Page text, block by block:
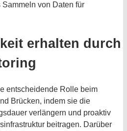
von Daten für
erhalten durch
entscheidende Rolle beim
Brücken, indem sie die
verlängern und proaktiv
beitragen. Darüber